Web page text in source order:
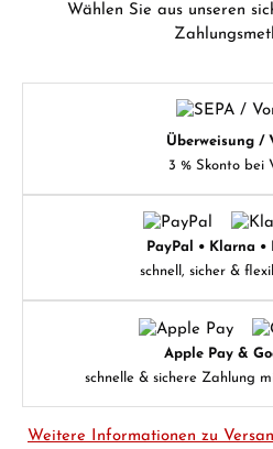
Wählen Sie aus unseren
Überweisung /
3 % Skonto bei
PayPal • Klarna
schnell, sicher &
Apple Pay &
schnelle & sichere Zahlung
Weitere Informationen zu